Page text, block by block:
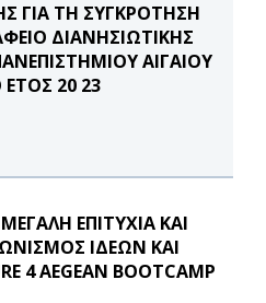
ΓΙΑ ΤΗ ΣΥΓΚΡΟΤΗΣΗ
ΔΙΑΝΗΣΙΩΤΙΚΗΣ
ΑΙΓΑΙΟΥ
20 23
ΕΠΙΤΥΧΙΑ ΚΑΙ
ΙΔΕΩΝ ΚΑΙ
4 AEGEAN BOOTCAMP